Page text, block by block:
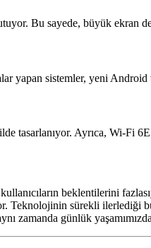
Bu sayede, büyük ekran
yapan sistemler, yeni
tasarlanıyor. Ayrıca, Wi-
beklentilerini
Teknolojinin sürekli ilerlediği
zamanda günlük